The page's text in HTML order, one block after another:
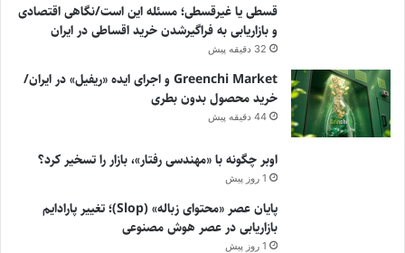
قسطی یا غیرقسطی؛ مسئله این است/نگاهی اقتصادی
و بازاریابی به فراگیرشدن خرید اقساطی در ایران
32 دقیقه پیش
Greenchi Market و اجرای ایده «ریفیل» در ایران/
خرید محصول بدون بطری
44 دقیقه پیش
اوبر چگونه با «مهندسی رفتار»، بازار را تسخیر کرد؟
1 روز پیش
پایان عصر «محتوای زباله» (Slop)؛ تغییر پارادایم
بازاریابی در عصر هوش مصنوعی
1 روز پیش